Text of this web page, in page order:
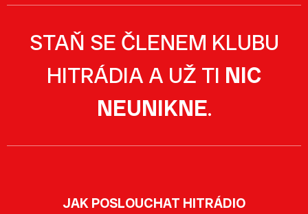
STAŇ SE ČLENEM KLUBU
HITRÁDIA A UŽ TI NIC
NEUNIKNE.
JAK POSLOUCHAT HITRÁDIO